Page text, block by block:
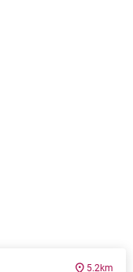
5.2km